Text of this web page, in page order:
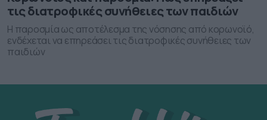
τις διατροφικές συνήθειες των παιδιών
Η παροσμία ως αποτέλεσμα της νόσησης από κορωνοϊό,
ενδέχεται να επηρεάσει τις διατροφικές συνήθειες των
παιδιών